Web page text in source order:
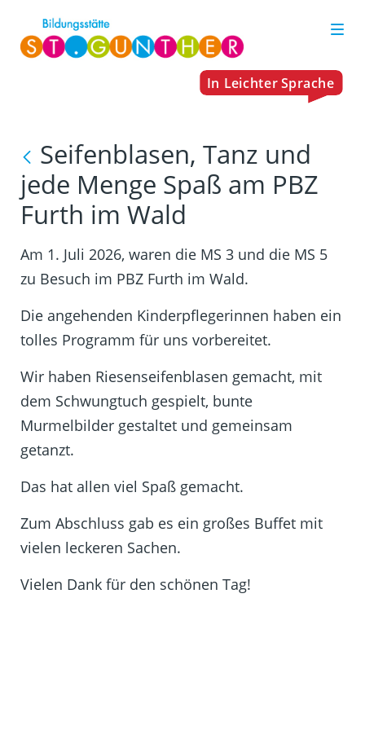
Seifenblasen, Tanz und
jede Menge Spaß am PBZ
Furth im Wald
Am 1. Juli 2026, waren die MS 3 und die MS 5
zu Besuch im PBZ Furth im Wald.
Die angehenden Kinderpflegerinnen haben ein
tolles Programm für uns vorbereitet.
Wir haben Riesenseifenblasen gemacht, mit
dem Schwungtuch gespielt, bunte
Murmelbilder gestaltet und gemeinsam
getanzt.
Das hat allen viel Spaß gemacht.
Zum Abschluss gab es ein großes Buffet mit
vielen leckeren Sachen.
Vielen Dank für den schönen Tag!